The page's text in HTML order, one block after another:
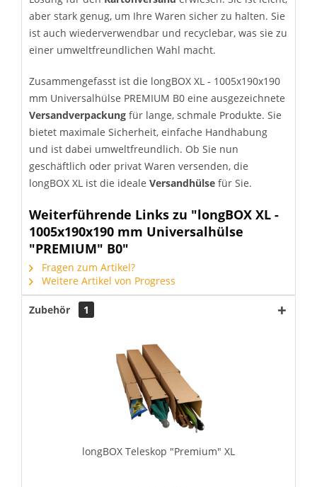
aber stark genug, um Ihre Waren sicher zu halten. Sie
ist auch wiederverwendbar und recyclebar, was sie zu
einer umweltfreundlichen Wahl macht.
Zusammengefasst ist die longBOX XL - 1005x190x190
mm Universalhülse PREMIUM B0 eine ausgezeichnete
Versandverpackung für lange, schmale Produkte. Sie
bietet maximale Sicherheit, einfache Handhabung
und ist dabei umweltfreundlich. Ob Sie nun
geschäftlich oder privat Waren versenden, die
longBOX XL ist die ideale Versandhülse für Sie.
Weiterführende Links zu "longBOX XL -
1005x190x190 mm Universalhülse
"PREMIUM" B0"
Fragen zum Artikel?
Weitere Artikel von Progress
Zubehör 1
longBOX Teleskop "Premium" XL